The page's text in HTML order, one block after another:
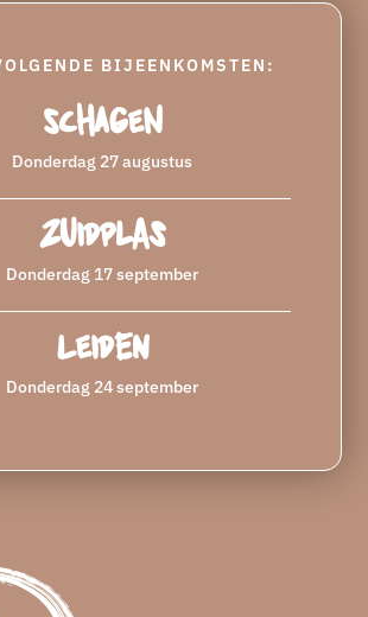
BIJEENKOMSTEN:
Schagen
Donderdag 27 augustus
Zuidplas
Donderdag 17 september
Leiden
Donderdag 24 september